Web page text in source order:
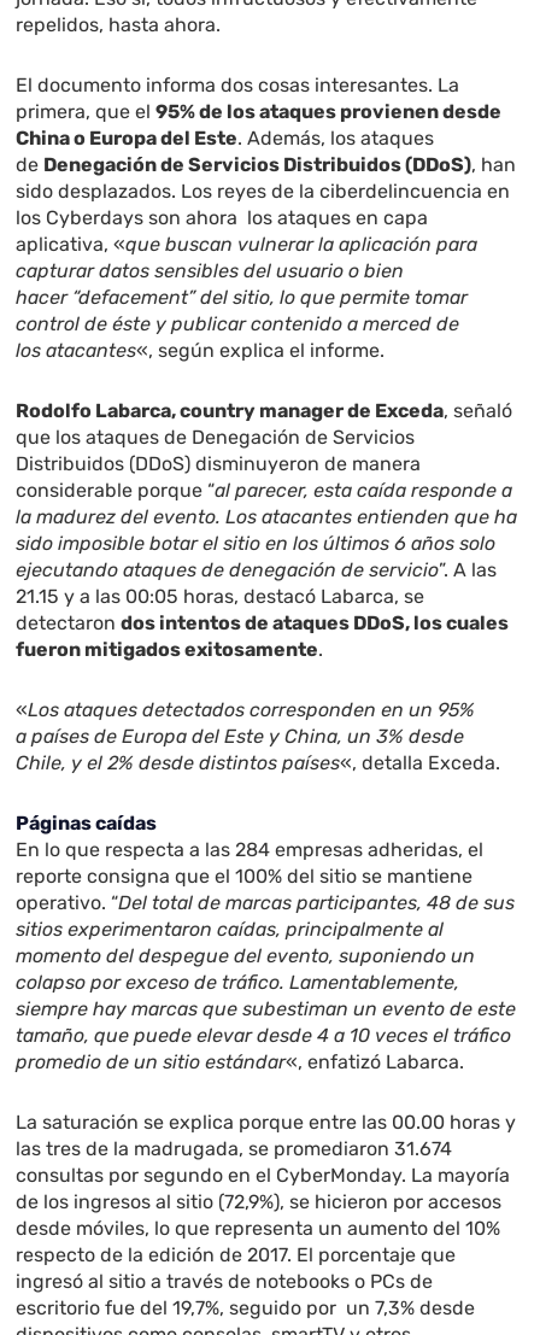
repelidos, hasta ahora.
El documento informa dos cosas interesantes. La
primera, que el95% de los ataques provienen desde
China o Europa del Este. Además, los ataques
de Denegación de Servicios Distribuidos (DDoS), han
sido desplazados. Los reyes de la ciberdelincuencia en
los Cyberdays son ahora los ataques en capa
aplicativa, «que buscan vulnerar la aplicación para
capturar datos sensibles del usuario o bien
hacer “defacement” del sitio, lo que permite tomar
control de éste y publicar contenido a merced de
los atacantes«, según explica el informe.
Rodolfo Labarca, country manager de Exceda, señaló
que los ataques de Denegación de Servicios
Distribuidos (DDoS) disminuyeron de manera
considerable porque “al parecer, esta caída responde a
la madurez del evento. Los atacantes entienden que ha
sido imposible botar el sitio en los últimos 6 años solo
ejecutando ataques de denegación de servicio”. A las
21.15 y a las 00:05 horas, destacó Labarca, se
detectarondos intentos de ataques DDoS, los cuales
fueron mitigados exitosamente.
«Los ataques detectados corresponden en un 95%
a países de Europa del Este y China, un 3% desde
Chile, y el 2% desde distintos países«, detalla Exceda.
Páginas caídas
En lo que respecta a las 284 empresas adheridas, el
reporte consigna que el 100% del sitio se mantiene
operativo. “Del total de marcas participantes, 48 de sus
sitios experimentaron caídas, principalmente al
momento del despegue del evento, suponiendo un
colapso por exceso de tráfico. Lamentablemente,
siempre hay marcas que subestiman un evento de este
tamaño, que puede elevar desde 4 a 10 veces el tráfico
promedio de un sitio estándar«, enfatizó Labarca.
La saturación se explica porque entre las 00.00 horas y
las tres de la madrugada, se promediaron 31.674
consultas por segundo en el CyberMonday. La mayoría
de los ingresos al sitio (72,9%), se hicieron por accesos
desde móviles, lo que representa un aumento del 10%
respecto de la edición de 2017. El porcentaje que
ingresó al sitio a través de notebooks o PCs de
escritorio fue del 19,7%, seguido por un 7,3% desde